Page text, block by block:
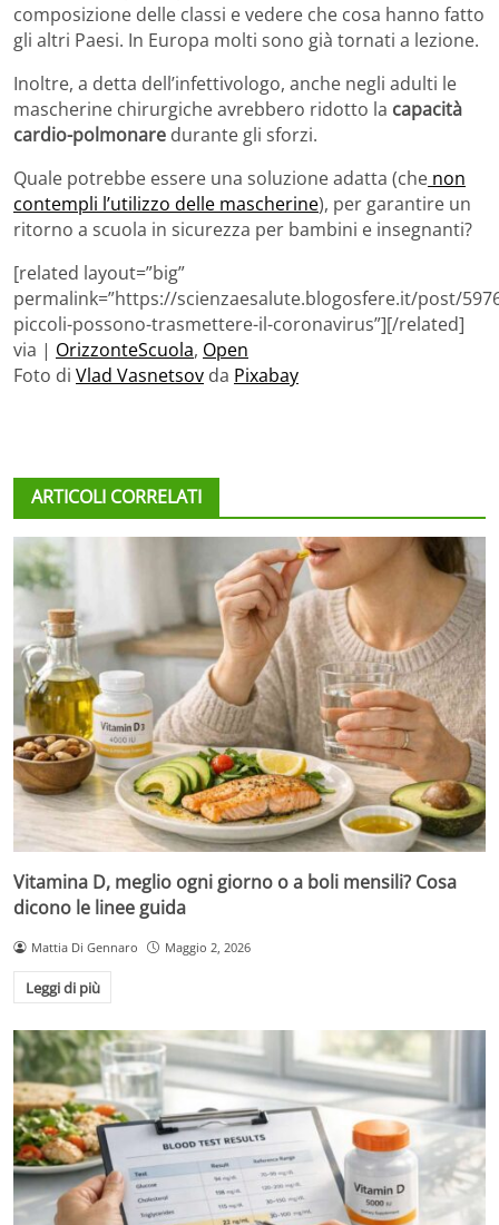
composizione delle classi e vedere che cosa hanno fatto
gli altri Paesi. In Europa molti sono già tornati a lezione.
Inoltre, a detta dell’infettivologo, anche negli adulti le
mascherine chirurgiche avrebbero ridotto la capacità
cardio-polmonare durante gli sforzi.
Quale potrebbe essere una soluzione adatta (che non
contempli l’utilizzo delle mascherine), per garantire un
ritorno a scuola in sicurezza per bambini e insegnanti?
[related layout=”big”
permalink=”https://scienzaesalute.blogosfere.it/post/
piccoli-possono-trasmettere-il-coronavirus”][/related]
via | OrizzonteScuola, Open
Foto di Vlad Vasnetsov da Pixabay
ARTICOLI CORRELATI
Vitamina D, meglio ogni giorno o a boli mensili? Cosa
dicono le linee guida
Mattia Di Gennaro Maggio 2, 2026
Leggi di più